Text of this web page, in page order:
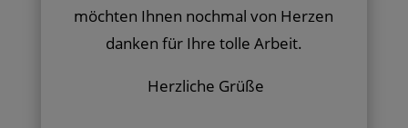
möchten Ihnen nochmal von Herzen
danken für Ihre tolle Arbeit.
Herzliche Grüße